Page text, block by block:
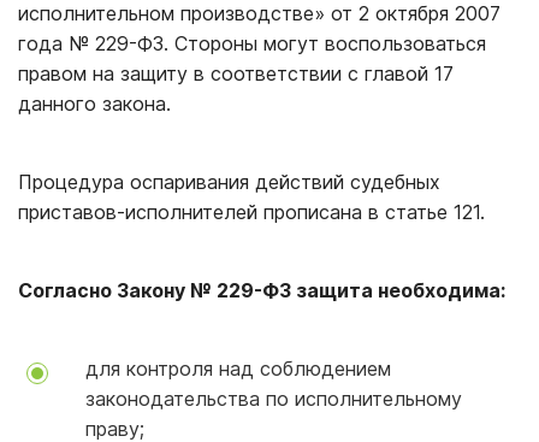
исполнительном производстве» от 2 октября 2007
года № 229-ФЗ. Стороны могут воспользоваться
правом на защиту в соответствии с главой 17
данного закона.
Процедура оспаривания действий судебных
приставов-исполнителей прописана в статье 121.
Согласно Закону № 229-ФЗ защита необходима:
для контроля над соблюдением
законодательства по исполнительному
праву;